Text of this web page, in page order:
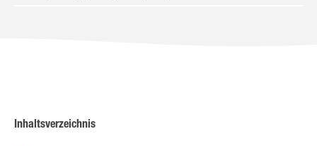
Inhaltsverzeichnis